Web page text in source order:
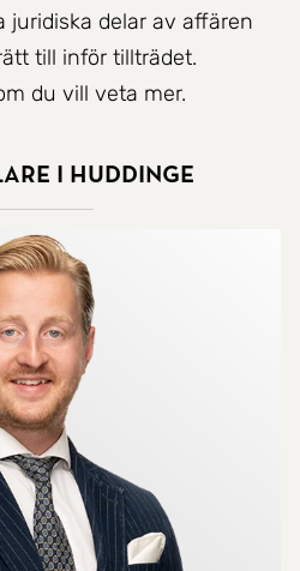
juridiska delar av affären
till inför tillträdet.
du vill veta mer.
i Huddinge